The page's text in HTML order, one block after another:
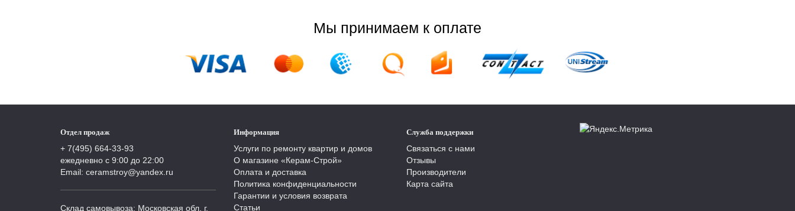
Мы принимаем к оплате
Отдел продаж
+ 7(495) 664-33-93
ежедневно с 9:00 до 22:00
Email: ceramstroy@yandex.ru
Склад самовывоза: Московская обл, г.
Информация
Услуги по ремонту квартир и домов
О магазине «Керам-Строй»
Оплата и доставка
Политика конфиденциальности
Гарантии и условия возврата
Статьи
Служба поддержки
Связаться с нами
Отзывы
Производители
Карта сайта